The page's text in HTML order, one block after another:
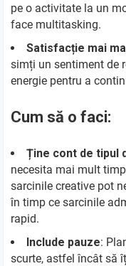
pe o activitate la un
face multitasking.
Satisfacție mai
simți un sentiment de
energie pentru a
Cum să o faci:
Ține cont de tipul
necesita mai mult
sarcinile creative pot
în timp ce sarcinile
rapid.
Include pauze:
scurte, astfel încât să